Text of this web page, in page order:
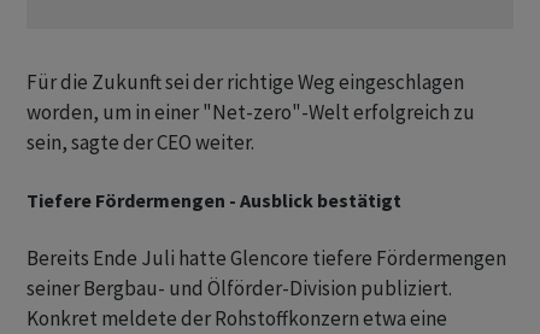
Für die Zukunft sei der richtige Weg eingeschlagen
worden, um in einer "Net-zero"-Welt erfolgreich zu
sein, sagte der CEO weiter.
Tiefere Fördermengen - Ausblick bestätigt
Bereits Ende Juli hatte Glencore tiefere Fördermengen
seiner Bergbau- und Ölförder-Division publiziert.
Konkret meldete der Rohstoffkonzern etwa eine